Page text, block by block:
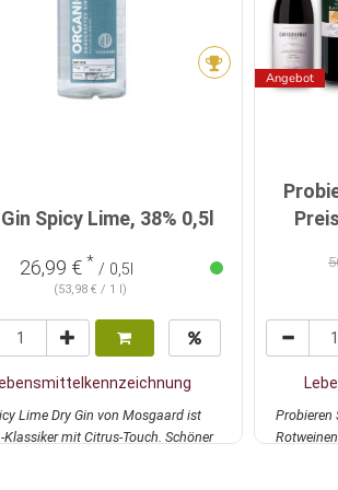
Spicy Lime, 38% 0,5l
26,99 € * / 0,5l
(53,98 € / 1 l)
Lime Dry Gin von Mosgaard ist
Klassiker mit Citrus-Touch. Schöner
Angebot
Probieren